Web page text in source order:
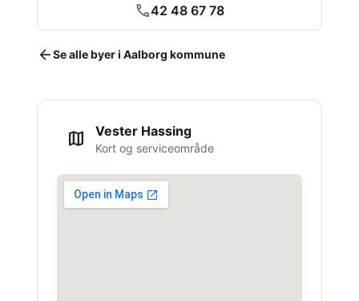
call42 48 67 78
arrow_backSe alle byer i Aalborg kommune
map Vester Hassing
Kort og serviceområde